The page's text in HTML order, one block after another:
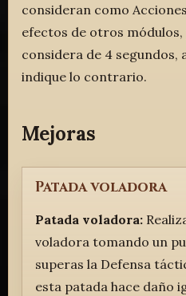
consideran como
efectos de otros
considera de 4 segundos,
indique lo contrario.
Mejoras
Patada voladora
Patada voladora:
voladora tomando un
superas la Defensa
esta patada hace daño